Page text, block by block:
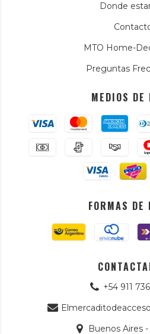
Donde
MTO Home-
Preguntas
MEDIOS DE
FORMAS DE
+54 911
Buenos Aires